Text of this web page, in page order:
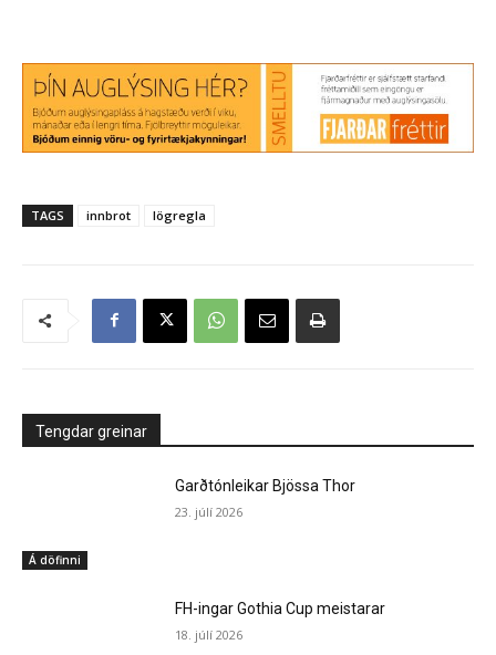
TAGS innbrot lögregla
Tengdar greinar
Á döfinni
Garðtónleikar Bjössa Thor
23. júlí 2026
FH-ingar Gothia Cup meistarar
18. júlí 2026